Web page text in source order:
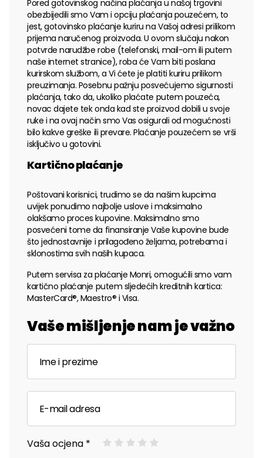
Pored gotovinskog načina plaćanja u našoj trgovini
obezbijedili smo Vam i opciju plaćanja pouzećem, to
jest, gotovinsko plaćanje kuriru na Vašoj adresi prilikom
prijema naručenog proizvoda. U ovom slučaju nakon
potvrde narudžbe robe (telefonski, mail-om ili putem
naše internet stranice), roba će Vam biti poslana
kurirskom službom, a Vi ćete je platiti kuriru prilikom
preuzimanja. Posebnu pažnju posvećujemo sigurnosti
plaćanja, tako da, ukoliko plaćate putem pouzeća,
novac dajete tek onda kad ste proizvod dobili u svoje
ruke i na ovaj način smo Vas osigurali od mogućnosti
bilo kakve greške ili prevare. Plaćanje pouzećem se vrši
isključivo u gotovini.
Kartično plaćanje
Poštovani korisnici, trudimo se da našim kupcima
uvijek ponudimo najbolje uslove i maksimalno
olakšamo proces kupovine. Maksimalno smo
posvećeni tome da finansiranje Vaše kupovine bude
što jednostavnije i prilagođeno željama, potrebama i
sklonostima svih naših kupaca.
Putem servisa za plaćanje Monri, omogućili smo vam
kartično plaćanje putem sljedećih kreditnih kartica:
MasterCard®, Maestro® i Visa.
Vaše mišljenje nam je važno
Vaša ocjena *